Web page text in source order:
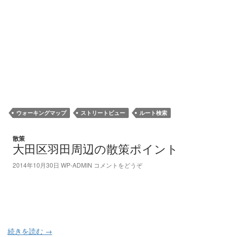
ウォーキングマップ ストリートビュー ルート検索
散策
大田区羽田周辺の散策ポイント
2014年10月30日 WP-ADMIN コメントをどうぞ
続きを読む →